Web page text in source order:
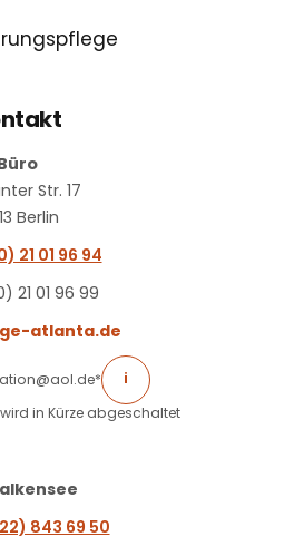
Str. 17
Berlin
21 01 96 94
21 01 96 99
atlanta.de
* i
in Kürze abgeschaltet
843 69 50